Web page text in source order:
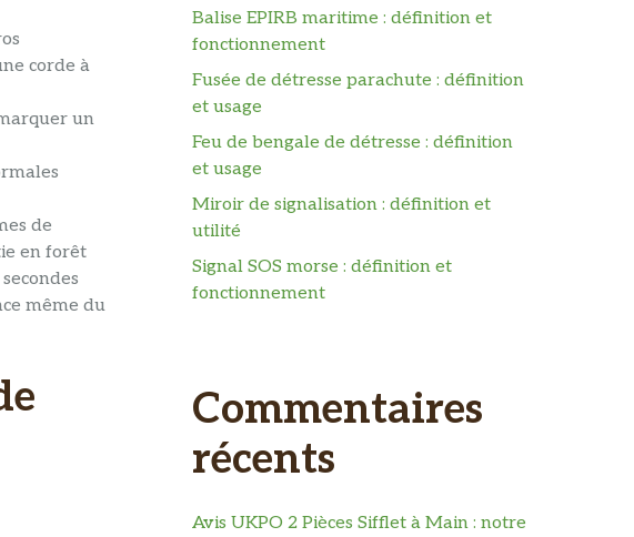
corde à
un
de
en forêt
même du
Balise EPIRB maritime : définition et
fonctionnement
Fusée de détresse parachute : définition
et usage
Feu de bengale de détresse : définition
et usage
Miroir de signalisation : définition et
utilité
Signal SOS morse : définition et
fonctionnement
Commentaires
récents
Avis UKPO 2 Pièces Sifflet à Main : notre